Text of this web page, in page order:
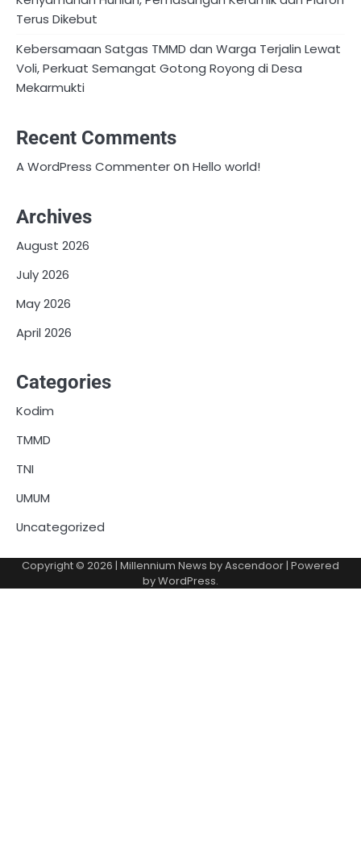
Terus Dikebut
Kebersamaan Satgas TMMD dan Warga Terjalin Lewat
Voli, Perkuat Semangat Gotong Royong di Desa
Mekarmukti
Recent Comments
A WordPress CommenteronHello world!
Archives
August 2026
July 2026
May 2026
April 2026
Categories
Kodim
TMMD
TNI
UMUM
Uncategorized
Copyright © 2026 | Millennium News byAscendoor | Powered
byWordPress.